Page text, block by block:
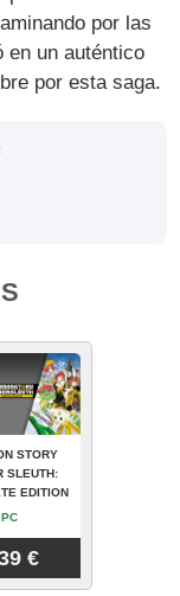
por las
en un auténtico
por esta saga.
STORY
SLEUTH:
EDITION
PC
€